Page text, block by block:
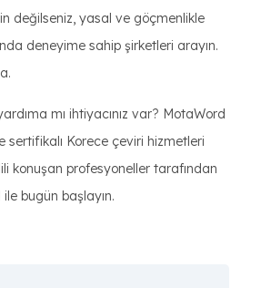
değilseniz, yasal ve göçmenlikle
deneyime sahip şirketleri arayın.
mı ihtiyacınız var? MotaWord
sertifikalı Korece çeviri hizmetleri
konuşan profesyoneller tarafından
ile bugün başlayın.